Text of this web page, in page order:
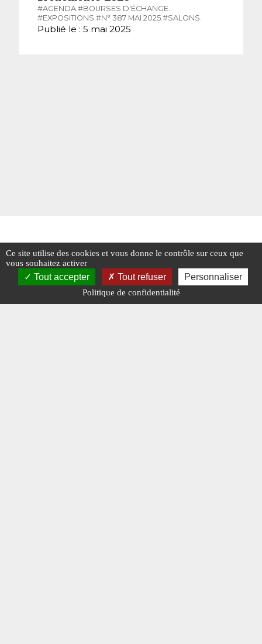
#AGENDA. #BOURSES D'ÉCHANGE.
#EXPOSITIONS. #N° 387 MAI 2025. #SALONS.
Publié le : 5 mai 2025
Ce site utilise des cookies et vous donne le contrôle sur ceux que
vous souhaitez activer
Tout accepter Tout refuser Personnaliser
Politique de confidentialité